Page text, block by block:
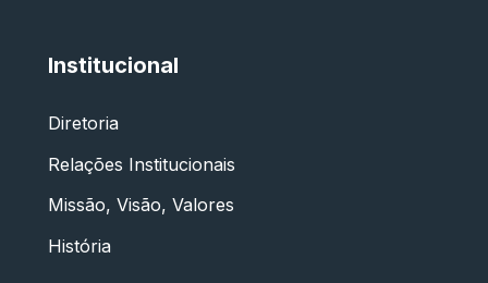
Institucional
Diretoria
Relações Institucionais
Missão, Visão, Valores
História